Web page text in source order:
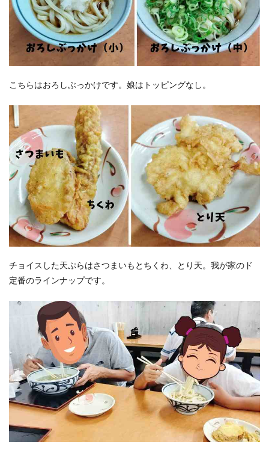
こちらはおろしぶっかけです。娘はトッピングなし。
チョイスした天ぷらはさつまいもとちくわ、とり天。我が家のド
定番のラインナップです。